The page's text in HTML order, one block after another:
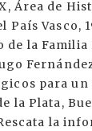
Área de
País Vasco,
de la
para un
la Plata,
la